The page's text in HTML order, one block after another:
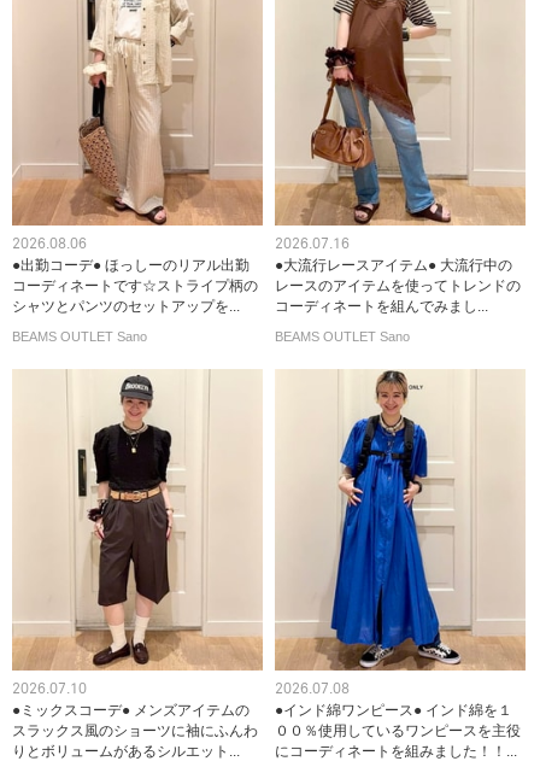
2026.08.06
●出勤コーデ● ほっしーのリアル出勤
コーディネートです☆ストライプ柄の
シャツとパンツのセットアップを...
BEAMS OUTLET Sano
2026.07.16
●大流行レースアイテム● 大流行中の
レースのアイテムを使ってトレンドの
コーディネートを組んでみまし...
BEAMS OUTLET Sano
2026.07.10
●ミックスコーデ● メンズアイテムの
スラックス風のショーツに袖にふんわ
りとボリュームがあるシルエット...
2026.07.08
●インド綿ワンピース● インド綿を１
００％使用しているワンピースを主役
にコーディネートを組みました！！...